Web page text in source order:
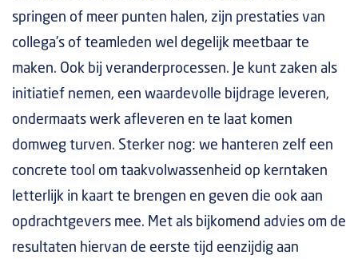
springen of meer punten halen, zijn prestaties van
collega’s of teamleden wel degelijk meetbaar te
maken. Ook bij veranderprocessen. Je kunt zaken als
initiatief nemen, een waardevolle bijdrage leveren,
ondermaats werk afleveren en te laat komen
domweg turven. Sterker nog: we hanteren zelf een
concrete tool om taakvolwassenheid op kerntaken
letterlijk in kaart te brengen en geven die ook aan
opdrachtgevers mee. Met als bijkomend advies om de
resultaten hiervan de eerste tijd eenzijdig aan